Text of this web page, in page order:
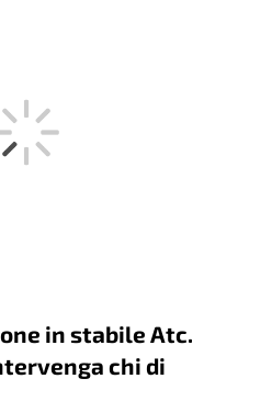
in stabile Atc.
chi di